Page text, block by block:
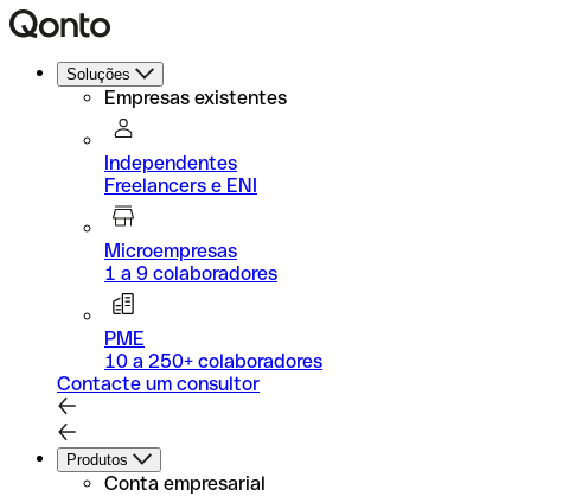
Soluções
Empresas existentes
Independentes
Freelancers e ENI
Microempresas
1 a 9 colaboradores
PME
10 a 250+ colaboradores
Contacte um consultor
Produtos
Conta empresarial